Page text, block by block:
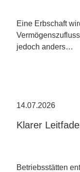
Eine Erbschaft
jedoch anders…
14.07.2026
Klarer
Betriebsstätten